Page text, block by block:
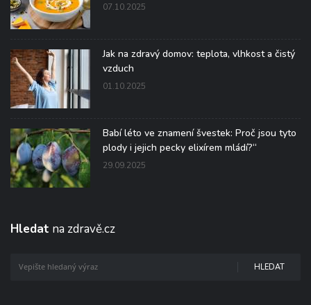
07.10.2025
Jak na zdravý domov: teplota, vlhkost a čistý
vzduch
01.10.2025
Babí léto ve znamení švestek: Proč jsou tyto
plody i jejich pecky elixírem mládí?“
29.09.2025
Hledat na zdravě.cz
HLEDAT